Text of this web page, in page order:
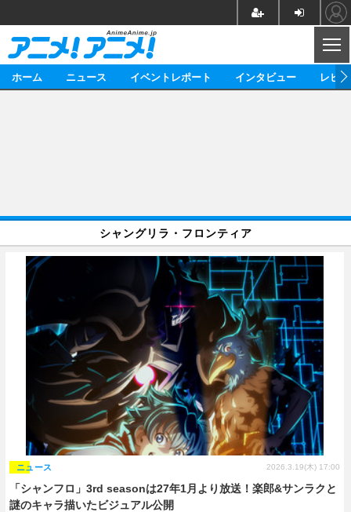
ゲーム
海外
海外イベント ビジネス
俳優・タレント アーティスト
レビュー
アニメ 実写
イベント
座談会
動画
映画/ドラマ
アニメ！アニメ！TV ABEMA Cafe
ホーム ニュース イベントレポート インタビュー レビ
シャングリラ・フロンティア
「シャンフロ」3rd seasonは27年1月より放送！楽郎&サンラクと
謎のキャラ描いたビジュアル公開
ニュース 2026.3.19(木) 17:00